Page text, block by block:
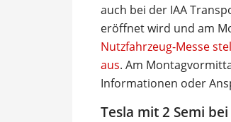
auch bei der IAA
eröffnet wird und am
Nutzfahrzeug-Messe
aus. Am
Informationen oder
Tesla mit 2 Semi